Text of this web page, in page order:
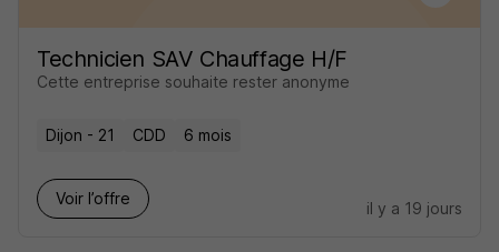
Technicien SAV Chauffage H/F
Cette entreprise souhaite rester anonyme
Dijon - 21 CDD 6 mois
Voir l’offre
il y a 19 jours